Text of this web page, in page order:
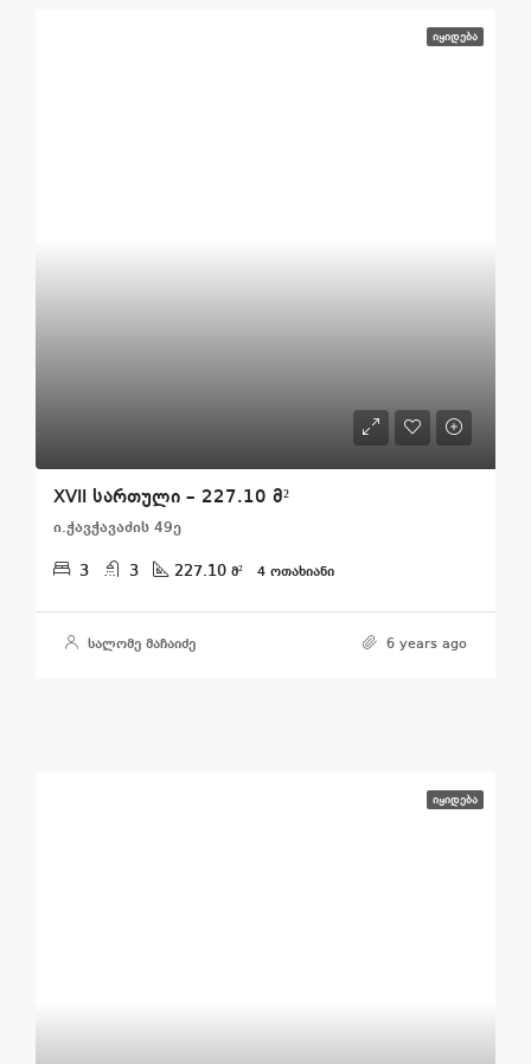
ᲘᲧᲘᲓᲔᲑᲐ
XVII სართული – 227.10 მ²
ი.ჭავჭავაძის 49ე
3 3 227.10 მ² 4 ᲝᲗᲐᲮᲘᲐᲜᲘ
სალომე მაჩაიძე 6 years ago
ᲘᲧᲘᲓᲔᲑᲐ